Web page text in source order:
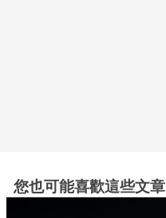
您也可能喜歡這些文章